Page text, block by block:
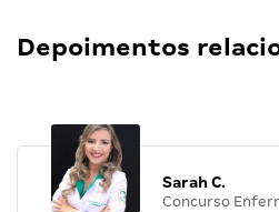
Depoimentos
Sarah C.
Concurso